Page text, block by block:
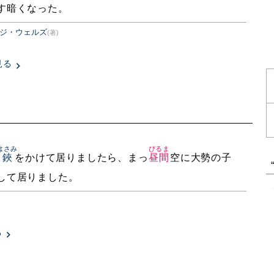
くなった。
・ウェルズ(著)
る
鋏
さみ
をかけて居りましたら、まっ昼間
ぴるま
空に大勢の子
居りました。